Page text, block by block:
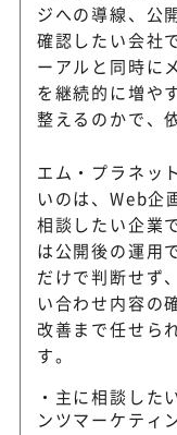
ジへの導線、公
確認したい会社
ーアルと同時に
を継続的に増や
整えるのかで、
エム・プラネッ
いのは、Web企
相談したい企業
は公開後の運用
だけで判断せず
い合わせ内容の
改善まで任せら
す。
主に相談した
ンツマーケティ